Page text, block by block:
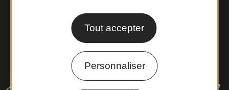
Tout accepter
Personnaliser